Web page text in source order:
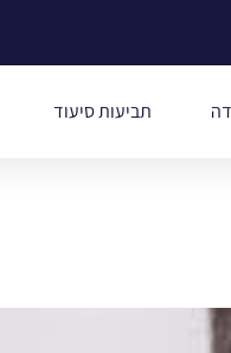
תביעות סיעוד